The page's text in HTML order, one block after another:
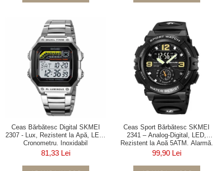
Ceas Bărbătesc Digital SKMEI
2307 - Lux, Rezistent la Apă, LED,
Cronometru, Inoxidabil
81,33 Lei
Ceas Sport Bărbătesc SKMEI
2341 – Analog-Digital, LED,
Rezistent la Apă 5ATM, Alarmă,
Cronometru, Dial Mare
99,90 Lei